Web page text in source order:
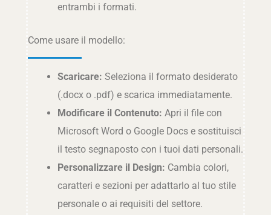
entrambi i formati.
Come usare il modello:
Scaricare: Seleziona il formato desiderato
(.docx o .pdf) e scarica immediatamente.
Modificare il Contenuto: Apri il file con
Microsoft Word o Google Docs e sostituisci
il testo segnaposto con i tuoi dati personali.
Personalizzare il Design: Cambia colori,
caratteri e sezioni per adattarlo al tuo stile
personale o ai requisiti del settore.